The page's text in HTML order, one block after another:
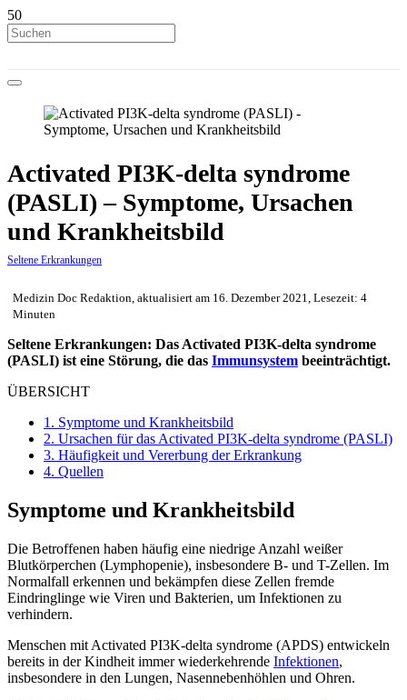
Activated PI3K-delta syndrome
(PASLI) – Symptome, Ursachen
und Krankheitsbild
Seltene Erkrankungen
Medizin Doc Redaktion, aktualisiert am 16. Dezember 2021, Lesezeit: 4
Minuten
Seltene Erkrankungen: Das Activated PI3K-delta syndrome
(PASLI) ist eine Störung, die das Immunsystem beeinträchtigt.
ÜBERSICHT
1. Symptome und Krankheitsbild
2. Ursachen für das Activated PI3K-delta syndrome (PASLI)
3. Häufigkeit und Vererbung der Erkrankung
4. Quellen
Symptome und Krankheitsbild
Die Betroffenen haben häufig eine niedrige Anzahl weißer
Blutkörperchen (Lymphopenie), insbesondere B- und T-Zellen. Im
Normalfall erkennen und bekämpfen diese Zellen fremde
Eindringlinge wie Viren und Bakterien, um Infektionen zu
verhindern.
Menschen mit Activated PI3K-delta syndrome (APDS) entwickeln
bereits in der Kindheit immer wiederkehrende Infektionen,
insbesondere in den Lungen, Nasennebenhöhlen und Ohren.